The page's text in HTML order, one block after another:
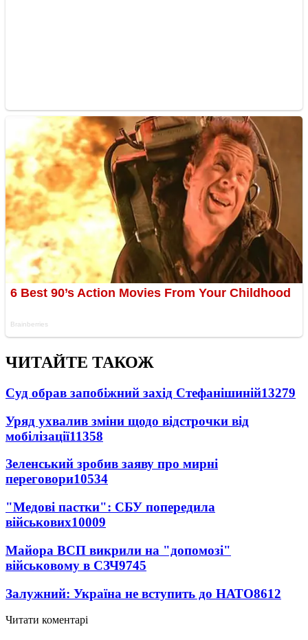
ЧИТАЙТЕ ТАКОЖ
Суд обрав запобіжний захід Стефанішиній13279
Уряд ухвалив зміни щодо відстрочки від
мобілізації11358
Зеленський зробив заяву про мирні
переговори10534
"Медові пастки": СБУ попередила
військових10009
Майора ВСП викрили на "допомозі"
військовому в СЗЧ9745
Залужний: Україна не вступить до НАТО8612
Читати коментарі